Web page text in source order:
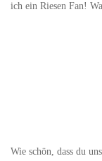
ich ein Riesen Fan!
Wie schön, dass du